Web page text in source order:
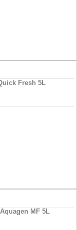
Fresh 5L
MF 5L